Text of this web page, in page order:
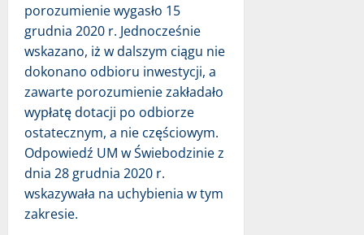
porozumienie wygasło 15
grudnia 2020 r. Jednocześnie
wskazano, iż w dalszym ciągu nie
dokonano odbioru inwestycji, a
zawarte porozumienie zakładało
wypłatę dotacji po odbiorze
ostatecznym, a nie częściowym.
Odpowiedź UM w Świebodzinie z
dnia 28 grudnia 2020 r.
wskazywała na uchybienia w tym
zakresie.